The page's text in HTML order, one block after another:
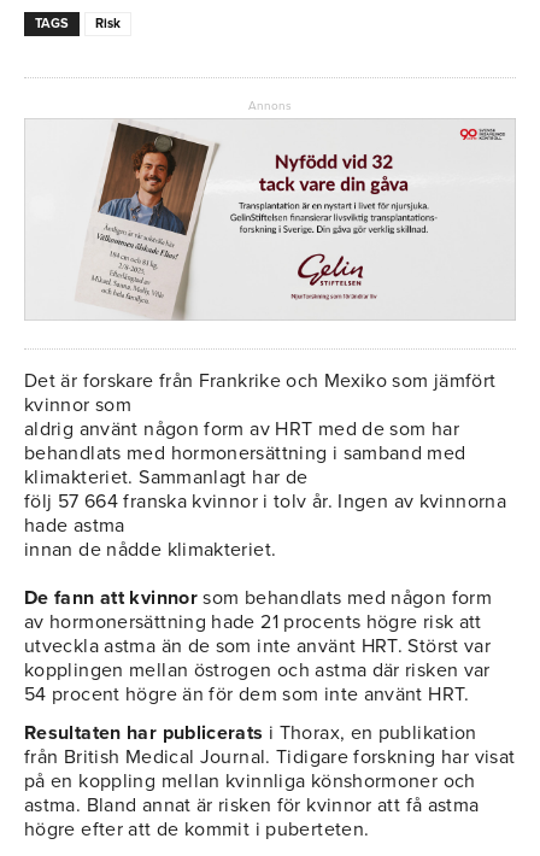
TAGS Risk
Annons
Det är forskare från Frankrike och Mexiko som jämfört
kvinnor som
aldrig använt någon form av HRT med de som har
behandlats med hormonersättning i samband med
klimakteriet. Sammanlagt har de
följ 57 664 franska kvinnor i tolv år. Ingen av kvinnorna
hade astma
innan de nådde klimakteriet.
De fann att kvinnor som behandlats med någon form
av hormonersättning hade 21 procents högre risk att
utveckla astma än de som inte använt HRT. Störst var
kopplingen mellan östrogen och astma där risken var
54 procent högre än för dem som inte använt HRT.
Resultaten har publicerats i Thorax, en publikation
från British Medical Journal. Tidigare forskning har visat
på en koppling mellan kvinnliga könshormoner och
astma. Bland annat är risken för kvinnor att få astma
högre efter att de kommit i puberteten.